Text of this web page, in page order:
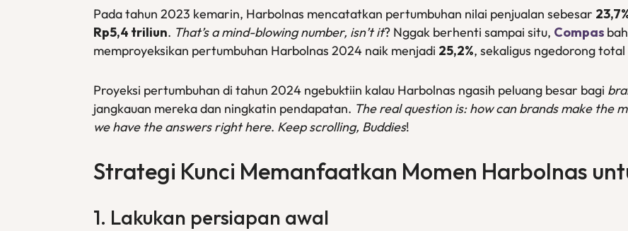
Pada tahun 2023 kemarin, Harbolnas mencatatkan pertumbuhan nilai penjualan sebesar
Rp5,4 triliun. That’s a mind-blowing number, isn’t it? Nggak berhenti sampai situ, Compas
memproyeksikan pertumbuhan Harbolnas 2024 naik menjadi 25,2%, sekaligus ngedorong
Proyeksi pertumbuhan di tahun 2024 ngebuktiin kalau Harbolnas ngasih peluang besar bagi
jangkauan mereka dan ningkatin pendapatan. The real question is: how can brands make the
we have the answers right here. Keep scrolling, Buddies!
Strategi Kunci Memanfaatkan Momen Harbolnas
1. Lakukan persiapan awal